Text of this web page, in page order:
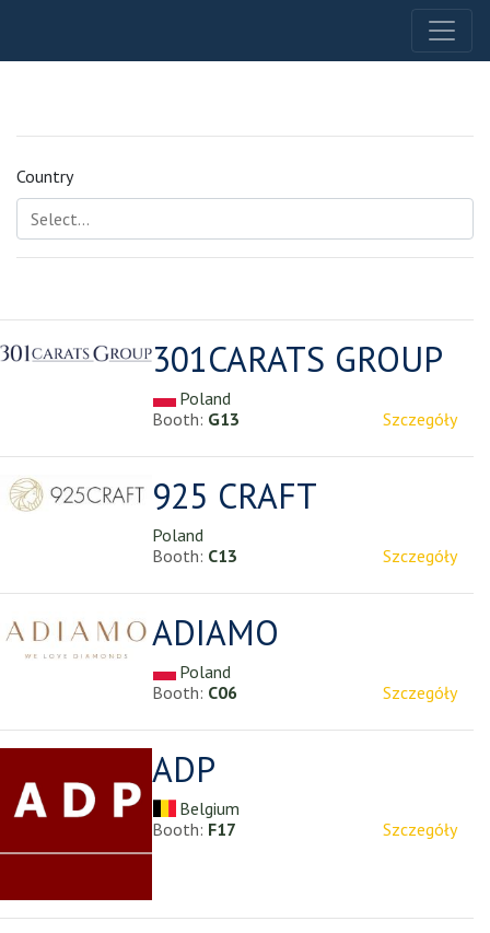
Country
301CARATS GROUP
Poland
Booth: G13 Szczegóły
925 CRAFT
Poland
Booth: C13 Szczegóły
ADIAMO
Poland
Booth: C06 Szczegóły
ADP
Belgium
Booth: F17 Szczegóły